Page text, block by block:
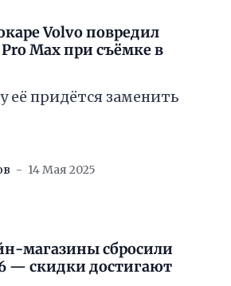
Volvo повредил
Max при съёмке в
её придётся заменить
14 Мая 2025
магазины сбросили
— скидки достигают